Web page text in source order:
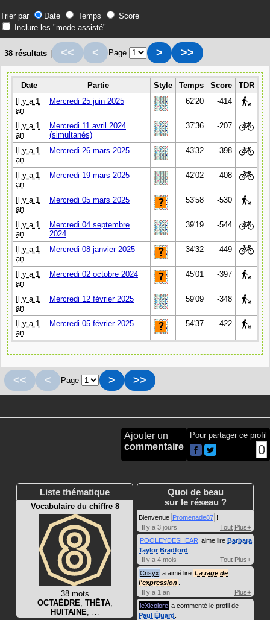
Trier par Date Temps
Score
Inclure les "mode assisté"
38 résultats << < Page > >>
Date Partie Style Temps Score
TDR
Il y a 1
an
Mercredi 25 juin 2025 62'20 -414
Il y a 1
an
Mercredi 11 avril 2024
(simultanés)
37'36 -207
Il y a 1
an
Mercredi 26 mars 2025 43'32 -398
Il y a 1
an
Mercredi 19 mars 2025 42'02 -408
Il y a 1
an
Mercredi 05 mars 2025 53'58 -530
Il y a 1
an
Mercredi 04 septembre
2024
39'19 -544
Il y a 1
an
Mercredi 08 janvier 2025 34'32 -449
Il y a 1
an
Mercredi 02 octobre 2024 45'01 -397
Il y a 1
an
Mercredi 12 février 2025 59'09 -348
Il y a 1
an
Mercredi 05 février 2025 54'37 -422
<< < Page > >>
Ajouter un
commentaire
Pour partager ce profil
0
Liste thématique
Vocabulaire du chiffre 8
38 mots
OCTAÈDRE THÊTA,
HUITAINE
Quoi de beau
sur le réseau ?
Bienvenue Promenade87 !
Il y a 3 jours
Tout Plus+
POOLEYDESHEAR aime lire Barbara
Taylor Bradford
Il y a 4 mois
Tout Plus+
Crisyx a aimé lire La rage de
l'expression
Il y a 1 an
Plus+
leXicolore a commenté le profil de
Paul Éluard